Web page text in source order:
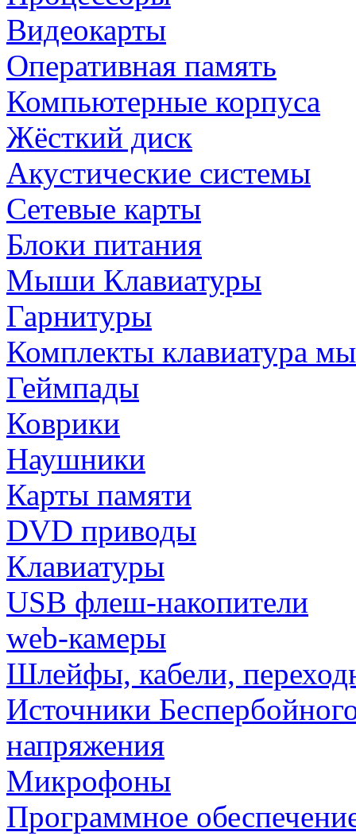
Видеокарты
Оперативная память
Компьютерные корпуса
Жёсткий диск
Акустические системы
Сетевые карты
Блоки питания
Мыши Клавиатуры
Гарнитуры
Комплекты клавиатура
Геймпады
Коврики
Наушники
Карты памяти
DVD приводы
Клавиатуры
USB флеш-накопители
web-камеры
Шлейфы, кабели,
Источники
напряжения
Микрофоны
Программное